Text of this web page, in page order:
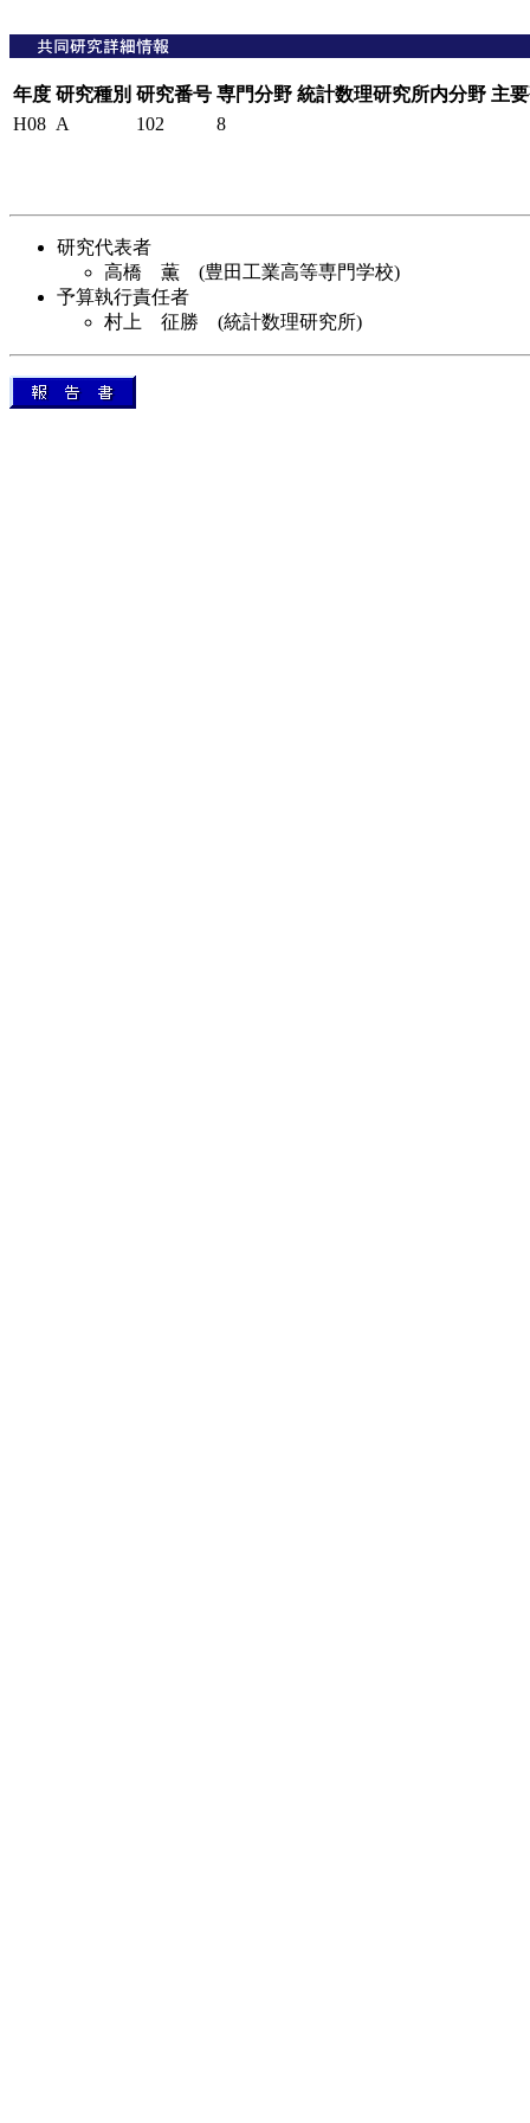
年度 研究種別 研究番号 専門分野 統計数理研究所内分野 主
H08 A 102 8
研究代表者
高橋 薫 (豊田工業高等専門学校)
予算執行責任者
村上 征勝 (統計数理研究所)